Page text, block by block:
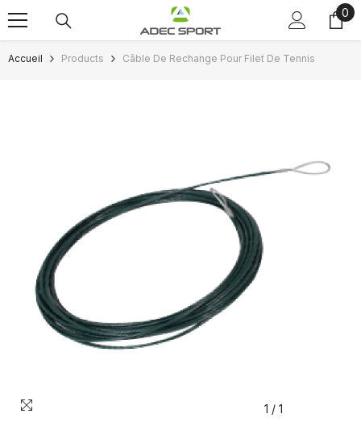
Passer au contenu 0
0
Accueil Products Câble De Rechange Pour Filet De Tennis
1 / 1